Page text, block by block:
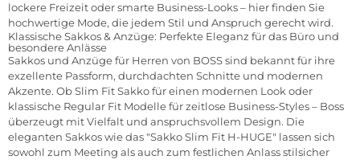
lockere Freizeit oder smarte Business-Looks – hier finden Sie
hochwertige Mode, die jedem Stil und Anspruch gerecht wird.
Klassische Sakkos & Anzüge: Perfekte Eleganz für das Büro und
besondere Anlässe
Sakkos und Anzüge für Herren von BOSS sind bekannt für ihre
exzellente Passform, durchdachten Schnitte und modernen
Akzente. Ob Slim Fit Sakko für einen modernen Look oder
klassische Regular Fit Modelle für zeitlose Business-Styles – Boss
überzeugt mit Vielfalt und anspruchsvollem Design. Die
eleganten Sakkos wie das "Sakko Slim Fit H-HUGE" lassen sich
sowohl zum Meeting als auch zum festlichen Anlass stilsicher